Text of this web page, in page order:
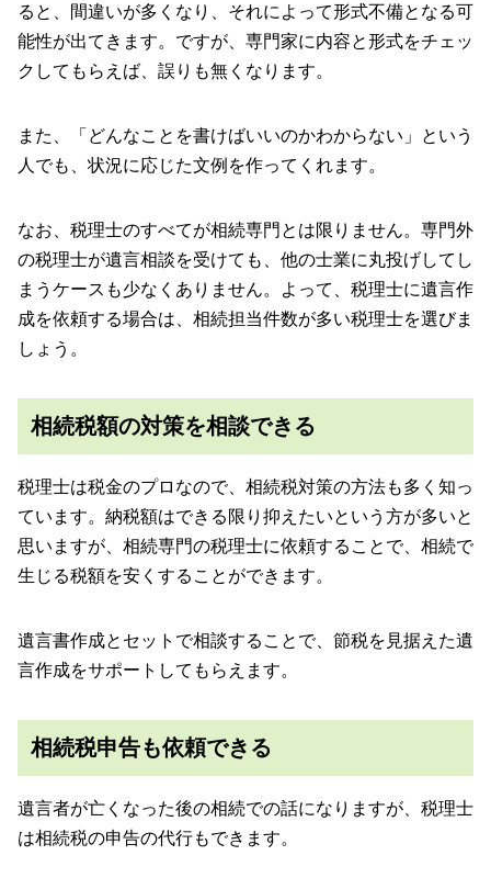
ると、間違いが多くなり、それによって形式不備となる可
能性が出てきます。ですが、専門家に内容と形式をチェッ
クしてもらえば、誤りも無くなります。
また、「どんなことを書けばいいのかわからない」という
人でも、状況に応じた文例を作ってくれます。
なお、税理士のすべてが相続専門とは限りません。専門外
の税理士が遺言相談を受けても、他の士業に丸投げしてし
まうケースも少なくありません。よって、税理士に遺言作
成を依頼する場合は、相続担当件数が多い税理士を選びま
しょう。
相続税額の対策を相談できる
税理士は税金のプロなので、相続税対策の方法も多く知っ
ています。納税額はできる限り抑えたいという方が多いと
思いますが、相続専門の税理士に依頼することで、相続で
生じる税額を安くすることができます。
遺言書作成とセットで相談することで、節税を見据えた遺
言作成をサポートしてもらえます。
相続税申告も依頼できる
遺言者が亡くなった後の相続での話になりますが、税理士
は相続税の申告の代行もできます。